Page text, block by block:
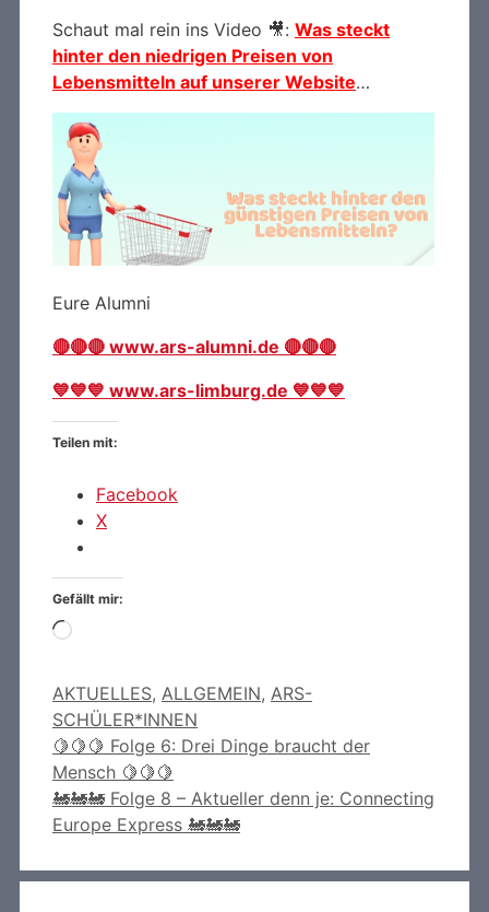
Schaut mal rein ins Video 🎥: Was steckt
hinter den niedrigen Preisen von
Lebensmitteln auf unserer Website…
Eure Alumni
🔴🔴🔴 www.ars-alumni.de 🔴🔴🔴
💙💙💙 www.ars-limburg.de 💙💙💙
Teilen mit:
Facebook
X
Gefällt mir:
Wird
Kategorien
AKTUELLES, ALLGEMEIN, ARS-
SCHÜLER*INNEN
🍋🍋🍋 Folge 6: Drei Dinge braucht der
Mensch 🍋🍋🍋
🚂🚂🚂 Folge 8 – Aktueller denn je: Connecting
Europe Express 🚂🚂🚂